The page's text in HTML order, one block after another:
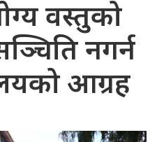
वस्तुको
नगर्न
आग्रह